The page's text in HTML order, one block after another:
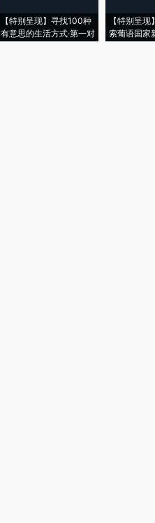
【特别呈现】寻找100种
有意思的生活方式·第一对
【特别呈
索葡语国家